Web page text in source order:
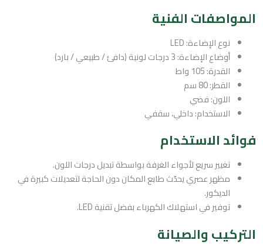
المواصفات الفنية
نوع الإضاءة: LED
أوضاع الإضاءة: 3 درجات لونية (دافئ / طبيعي / بارد)
القدرة: 105 واط
القطر: 80 سم
اللون: فضي
الاستخدام: داخلي، سقفي
فوائد الاستخدام
تغيير سريع لأجواء الغرفة بواسطة تبديل درجات اللون.
مظهر عصري يحدّث طابع المكان دون الحاجة لتعديلات كبيرة في
الديكور.
توفير في استهلاك الكهرباء بفضل تقنية LED.
التركيب والصيانة